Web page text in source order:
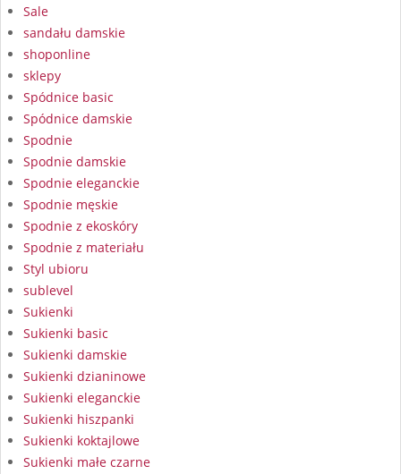
Sale
sandału damskie
shoponline
sklepy
Spódnice basic
Spódnice damskie
Spodnie
Spodnie damskie
Spodnie eleganckie
Spodnie męskie
Spodnie z ekoskóry
Spodnie z materiału
Styl ubioru
sublevel
Sukienki
Sukienki basic
Sukienki damskie
Sukienki dzianinowe
Sukienki eleganckie
Sukienki hiszpanki
Sukienki koktajlowe
Sukienki małe czarne